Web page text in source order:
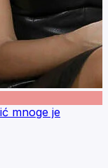
mnoge je